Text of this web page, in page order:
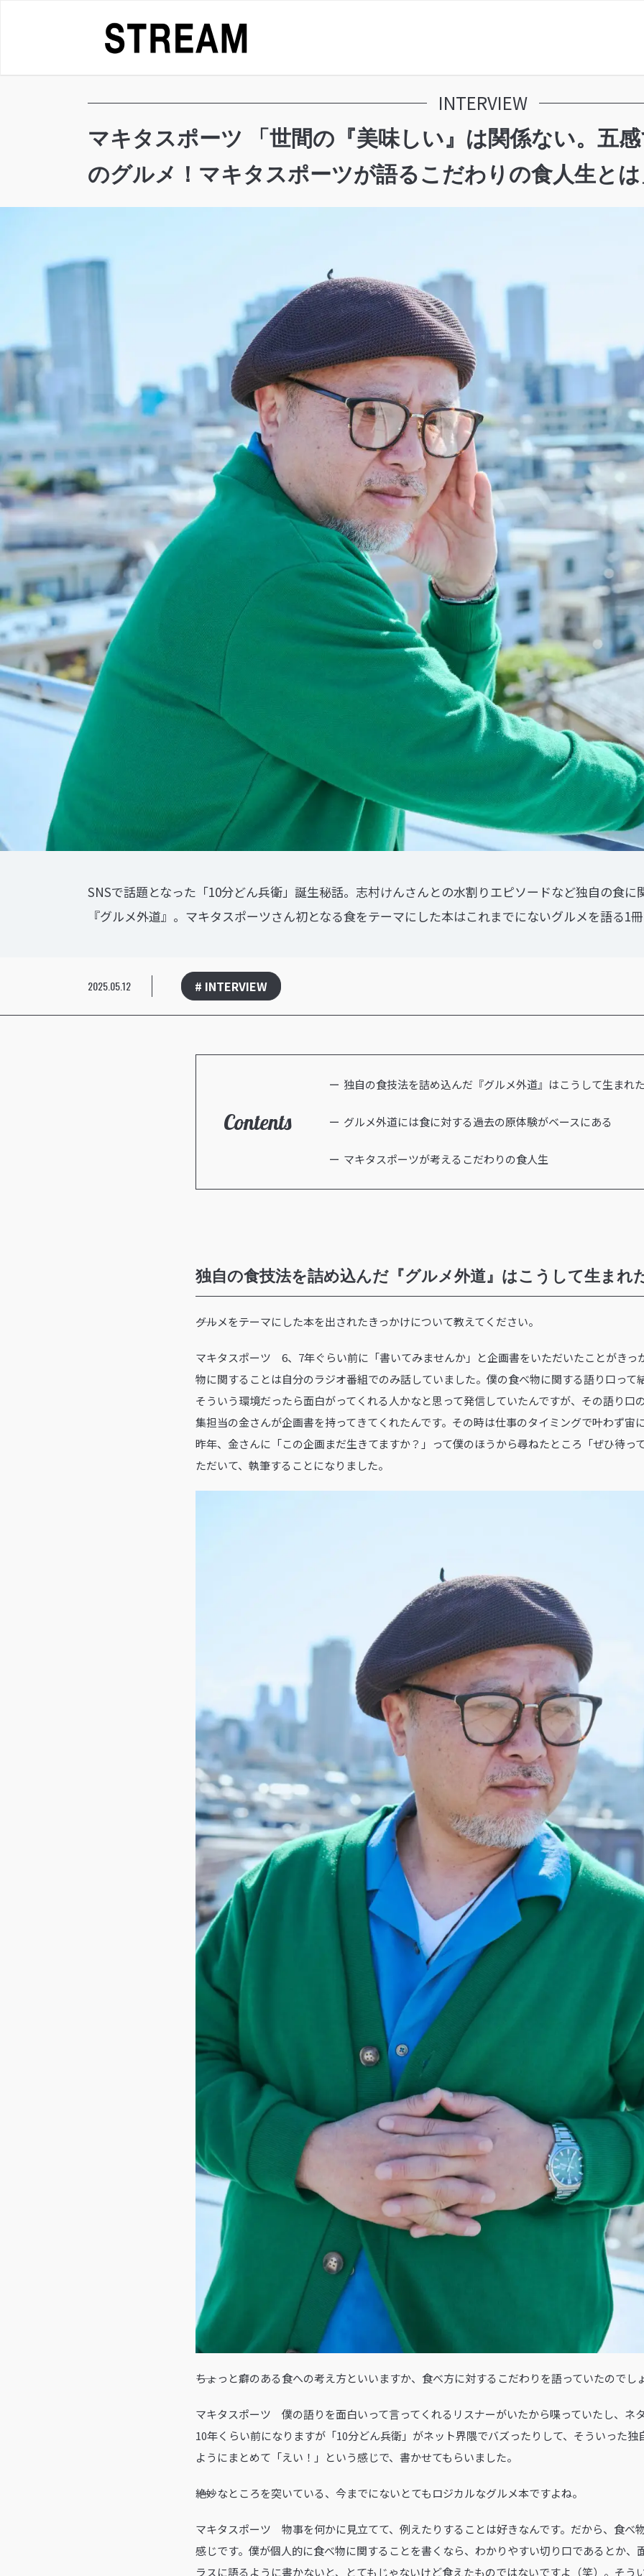
INTERVIEW
マキタスポーツ 「世間の『美味しい』は関係ない。五
のグルメ！マキタスポーツが語るこだわりの食人生とは
SNSで話題となった「10分どん兵衛」誕生秘話。志村けんさんとの水割りエピソードなど独自の食
『グルメ外道』。マキタスポーツさん初となる食をテーマにした本はこれまでにないグルメを語る1
2025.05.12 # INTERVIEW
Contents
独自の食技法を詰め込んだ『グルメ外道』はこうして生まれ
グルメ外道には食に対する過去の原体験がベースにある
マキタスポーツが考えるこだわりの食人生
独自の食技法を詰め込んだ『グルメ外道』はこうして生まれ
――グルメをテーマにした本を出されたきっかけについて教えてください。
マキタスポーツ 6、7年ぐらい前に「書いてみませんか」と企画書をいただいたことがきっ
物に関することは自分のラジオ番組でのみ話していました。僕の食べ物に関する語り口って
そういう環境だったら面白がってくれる人かなと思って発信していたんですが、その語り口
集担当の金さんが企画書を持ってきてくれたんです。その時は仕事のタイミングで叶わず宙
昨年、金さんに「この企画まだ生きてますか？」って僕のほうから尋ねたところ「ぜひ待っ
ただいて、執筆することになりました。
――ちょっと癖のある食への考え方といいますか、食べ方に対するこだわりを語っていたのでし
マキタスポーツ 僕の語りを面白いって言ってくれるリスナーがいたから喋っていたし、ネ
10年くらい前になりますが「10分どん兵衛」がネット界隈でバズったりして、そういった
ようにまとめて「えい！」という感じで、書かせてもらいました。
――絶妙なところを突いている、今までにないとてもロジカルなグルメ本ですよね。
マキタスポーツ 物事を何かに見立てて、例えたりすることは好きなんです。だから、食べ
感じです。僕が個人的に食べ物に関することを書くなら、わかりやすい切り口であるとか、
ラスに語るように書かないと、とてもじゃないけど食えたものではないですよ（笑）。そう